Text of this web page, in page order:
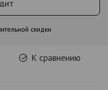
скидки
К сравнению